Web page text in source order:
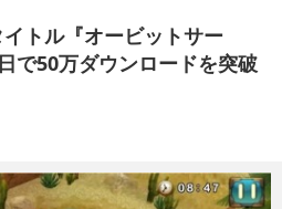
トル『オービットサー
で50万ダウンロードを突破